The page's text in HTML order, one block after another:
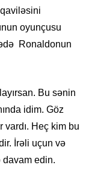
oyunçusu
Ronaldonun
Bu sənin
idim. Göz
vardı. Heç kim bu
İrəli uçun və
edin.